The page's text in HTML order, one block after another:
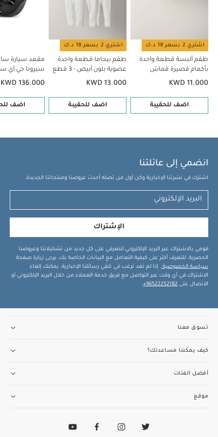
سيارة سايبكس سيرونا جي آي سايز للأطفال بسن المشي - أسود
مقعد
مقعد سيارة سايبكس
سنوات/ 19 كغم تقريبًا) - أسود
اشتري 2 بسعر 18 د.ك
طقم ألبسة قطعة واحدة
بأكمام قصيرة قماش
عضوي بلون أبيض - 5 قطع
KWD 11.000
اضف للحقيبة
اشتري 2 بسعر 18 د.ك
طقم بيجاما قطعة واحدة
عضوية بلون أبيض - 3 قطع
KWD 13.000
اضف للحقيبة
مقعد سيارة
سيرونا جي آي
بسن المشي -
KWD 136.000
اضف
انضمي إلى عائلتنا
اشترك في نشرتنا الإخبارية وكن أول من تصله أحدث عروضنا ومنتجاتنا الجديدة.
الإشتراك
قومي بالاشتراك عبر البريد الإلكتروني لتتعرفي على كل جديد من تشكيلاتنا وعروضنا
الحصرية. للتعرف أكثر على كيفية التعامل مع البيانات الخاصة بك، يرجى زيارة صفحة
سياسة الخصوصية . إذا لم تعد ترغب في تلقي رسائلنا الإخبارية، يمكنك إلغاء
الاشتراك في أي وقت عبر التواصل مع فريق خدمة العملاء من خلال البريد الإلكتروني أو
الاتصال على 96522252182+
.
تسوق معنا
كيف يمكننا مساعدتك؟
أفضل الفئات
موقع